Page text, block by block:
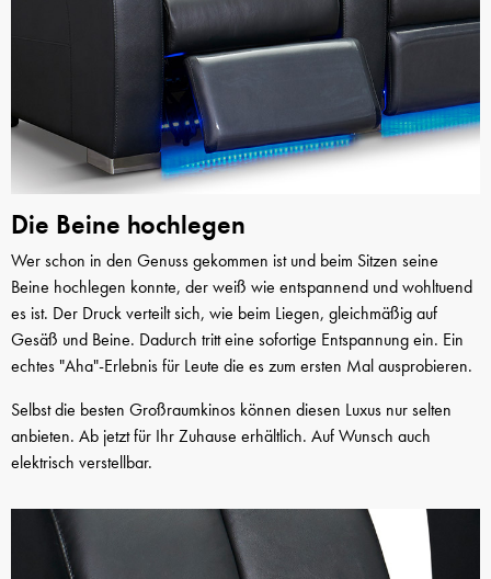
Die Beine hochlegen
Wer schon in den Genuss gekommen ist und beim Sitzen seine
Beine hochlegen konnte, der weiß wie entspannend und wohltuend
es ist. Der Druck verteilt sich, wie beim Liegen, gleichmäßig auf
Gesäß und Beine. Dadurch tritt eine sofortige Entspannung ein. Ein
echtes "Aha"-Erlebnis für Leute die es zum ersten Mal ausprobieren.
Selbst die besten Großraumkinos können diesen Luxus nur selten
anbieten. Ab jetzt für Ihr Zuhause erhältlich. Auf Wunsch auch
elektrisch verstellbar.